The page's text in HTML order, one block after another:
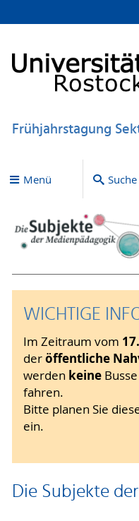
Frühjahrstagung
Menü Suche
WICHTIGE
Im Zeitraum vom
deröffentliche
werden keine
fahren.
Bitte planen Sie
ein.
Die Subjekte